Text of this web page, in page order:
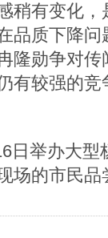
稍有变化
品质下降问
隆勋争对
有较强的
日举办大型
场的市民品